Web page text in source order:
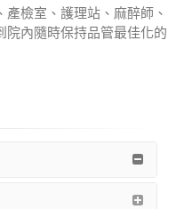
檢室、護理站、麻醉師、
院內隨時保持品管最佳化的